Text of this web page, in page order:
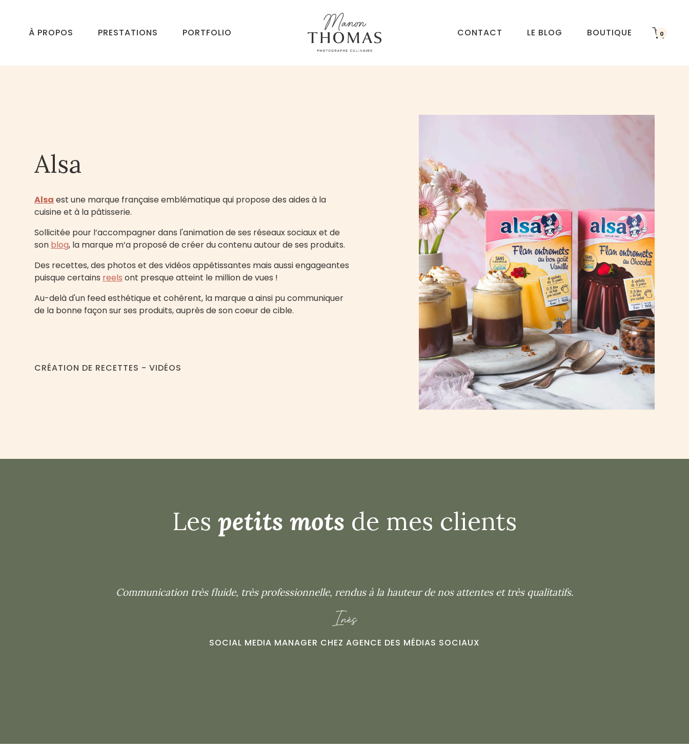
À PROPOS PRESTATIONS PORTFOLIO CONTACT LE BLOG BOUTIQUE 0
Alsa
Alsa est une marque française emblématique qui propose des aides à la
cuisine et à la pâtisserie.
Sollicitée pour l’accompagner dans l'animation de ses réseaux sociaux et de
son blog, la marque m’a proposé de créer du contenu autour de ses produits.
Des recettes, des photos et des vidéos appétissantes mais aussi engageantes
puisque certains reels ont presque atteint le million de vues !
Au-delà d'un feed esthétique et cohérent, la marque a ainsi pu communiquer
de la bonne façon sur ses produits, auprès de son coeur de cible.
CRÉATION DE RECETTES - VIDÉOS
Les petits mots de mes clients
Communication très fluide, très professionnelle, rendus à la hauteur de nos attentes et très qualitatifs.
Inès
SOCIAL MEDIA MANAGER CHEZ AGENCE DES MÉDIAS SOCIAUX